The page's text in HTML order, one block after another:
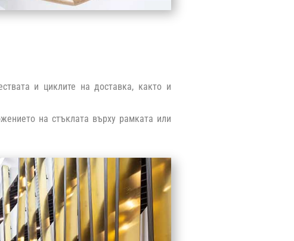
и циклите на доставка, както и
на стъклата върху рамката или